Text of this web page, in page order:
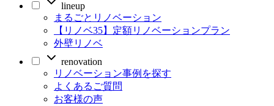
lineup
まるごとリノベーション
【リノベ35】定額リノベーションプラン
外壁リノベ
renovation
リノベーション事例を探す
よくあるご質問
お客様の声